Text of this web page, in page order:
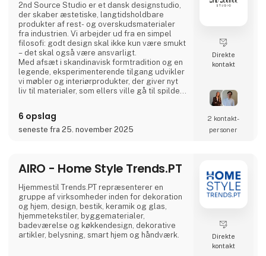
2nd Source Studio er et dansk designstudio,
der skaber æstetiske, langtidsholdbare
produkter af rest- og overskudsmaterialer
fra industrien. Vi arbejder ud fra en simpel
filosofi: godt design skal ikke kun være smukt
– det skal også være ansvarligt.
Med afsæt i skandinavisk formtradition og en
legende, eksperimenterende tilgang udvikler
vi møbler og interiørprodukter, der giver nyt
liv til materialer, som ellers ville gå til spilde.
gennemsigtighed og ærlighed er centrale
værdier.
6 opslag
seneste fra 25. november 2025
Direkte
kontakt
2 kontakt­
personer
AIRO - Home Style Trends.PT
Hjemmestil Trends.PT repræsenterer en
gruppe af virksomheder inden for dekoration
og hjem, design, bestik, keramik og glas,
hjemmetekstiler, byggematerialer,
badeværelse og køkkendesign, dekorative
artikler, belysning, smart hjem og håndværk.
Direkte
kontakt